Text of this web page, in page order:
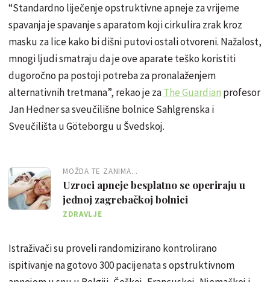
“Standardno liječenje opstruktivne apneje za vrijeme
spavanja je spavanje s aparatom koji cirkulira zrak kroz
masku za lice kako bi dišni putovi ostali otvoreni. Nažalost,
mnogi ljudi smatraju da je ove aparate teško koristiti
dugoročno pa postoji potreba za pronalaženjem
alternativnih tretmana”, rekao je zaThe Guardian profesor
Jan Hedner sa sveučilišne bolnice Sahlgrenska i
Sveučilišta u Göteborgu u Švedskoj.
MOŽDA TE ZANIMA...
Uzroci apneje besplatno se operiraju u
jednoj zagrebačkoj bolnici
ZDRAVLJE
Istraživači su proveli randomizirano kontrolirano
ispitivanje na gotovo 300 pacijenata s opstruktivnom